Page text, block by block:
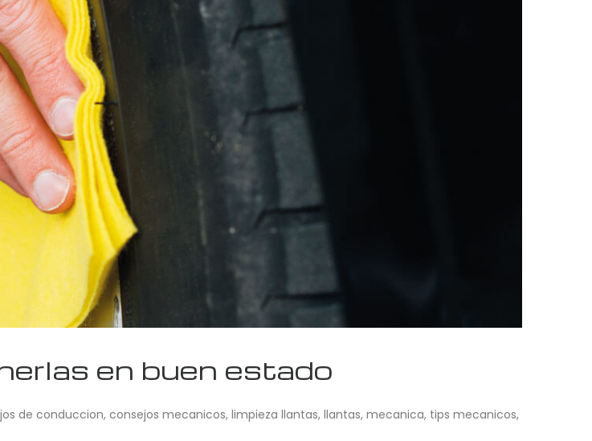
en buen estado
de conduccion, consejos mecanicos, limpieza llantas, llantas, mecanica, tips mecanicos,